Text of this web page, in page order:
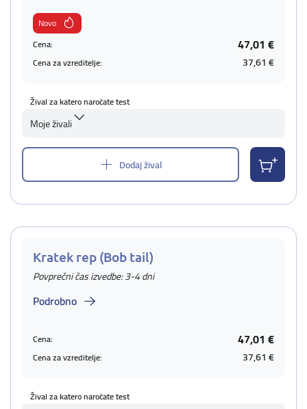
Novo
Cena:
47,01 €
Cena za vzreditelje: 37,61 €
Žival za katero naročate test
Moje živali
Dodaj žival
Kratek rep (Bob tail)
Povprečni čas izvedbe: 3-4 dni
Podrobno
Cena: 47,01 €
Cena za vzreditelje: 37,61 €
Žival za katero naročate test